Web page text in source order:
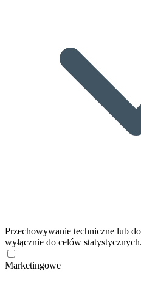
Przechowywanie techniczne lub
wyłącznie do celów statystycznych.
Marketingowe